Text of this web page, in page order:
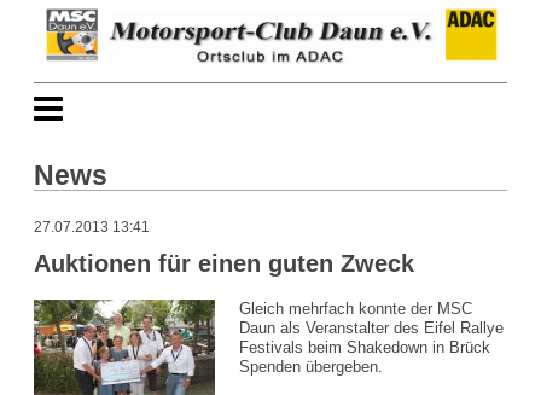
News
27.07.2013 13:41
Auktionen für einen guten Zweck
Gleich mehrfach konnte der MSC
Daun als Veranstalter des Eifel Rallye
Festivals beim Shakedown in Brück
Spenden übergeben.